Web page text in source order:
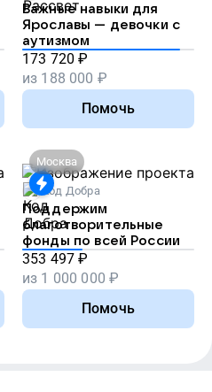
Важные навыки для
Ярославы — девочки с
аутизмом
173 720 ₽
из 188 000 ₽
Помочь
Москва
Код Добра
Поддержим
благотворительные
фонды по всей России
353 497 ₽
из 1 000 000 ₽
Помочь